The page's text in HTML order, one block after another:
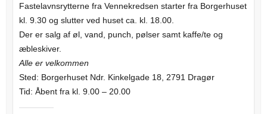
Fastelavnsrytterne fra Vennekredsen starter fra Borgerhuset
kl. 9.30 og slutter ved huset ca. kl. 18.00.
Der er salg af øl, vand, punch, pølser samt kaffe/te og
æbleskiver.
Alle er velkommen
Sted: Borgerhuset Ndr. Kinkelgade 18, 2791 Dragør
Tid: Åbent fra kl. 9.00 – 20.00